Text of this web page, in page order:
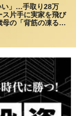
い」…手取り28万
ス片手に実家を飛び
の「背筋の凍る一